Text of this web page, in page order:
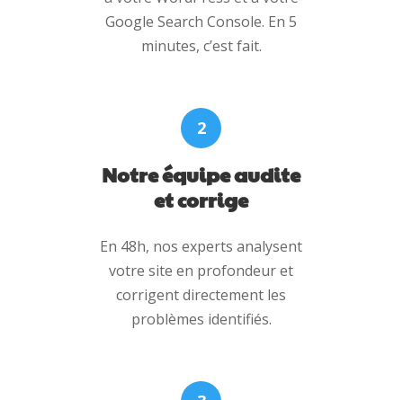
Google Search Console. En 5
minutes, c’est fait.
2
Notre équipe audite
et corrige
En 48h, nos experts analysent
votre site en profondeur et
corrigent directement les
problèmes identifiés.